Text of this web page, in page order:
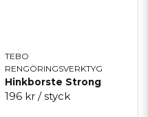
TEBO
RENGÖRINGSVERKTYG
Hinkborste Strong
196 kr / styck